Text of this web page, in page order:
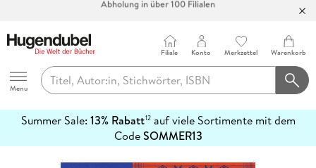
100 Tage Rückgaberecht***
Abholung in über 100 Filialen
Hugendubel
Menu
Filiale Konto Merkzettel Warenkorb
Summer Sale: 13% Rabatt12auf viele Sortimente mit dem
CodeSOMMER13
erfahren